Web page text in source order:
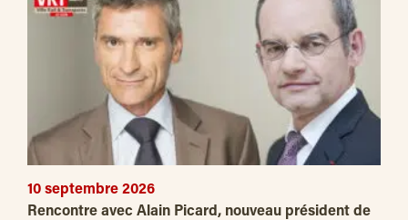
10 septembre 2026
Rencontre avec Alain Picard, nouveau président de